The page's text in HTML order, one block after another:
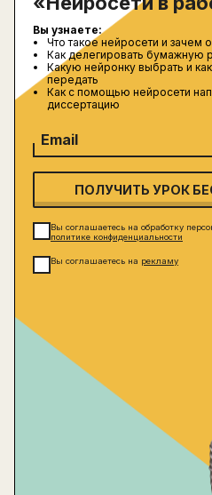
Вы узнаете:
Что такое нейросети и зачем
Как делегировать бумажную
Какую нейронку выбрать и
передать
Как с помощью нейросети
диссертацию
Email
ПОЛУЧИТЬ УРОК
Вы соглашаетесь на обработку
политике конфиденциальности
Вы соглашаетесь на рекламу